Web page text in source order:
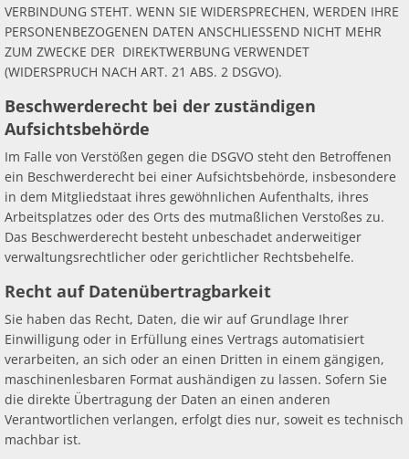
VERBINDUNG STEHT. WENN SIE WIDERSPRECHEN, WERDEN IHRE
PERSONENBEZOGENEN DATEN ANSCHLIESSEND NICHT MEHR
ZUM ZWECKE DER DIREKTWERBUNG VERWENDET
(WIDERSPRUCH NACH ART. 21 ABS. 2 DSGVO).
Beschwerderecht bei der zuständigen
Aufsichtsbehörde
Im Falle von Verstößen gegen die DSGVO steht den Betroffenen
ein Beschwerderecht bei einer Aufsichtsbehörde, insbesondere
in dem Mitgliedstaat ihres gewöhnlichen Aufenthalts, ihres
Arbeitsplatzes oder des Orts des mutmaßlichen Verstoßes zu.
Das Beschwerderecht besteht unbeschadet anderweitiger
verwaltungsrechtlicher oder gerichtlicher Rechtsbehelfe.
Recht auf Datenübertragbarkeit
Sie haben das Recht, Daten, die wir auf Grundlage Ihrer
Einwilligung oder in Erfüllung eines Vertrags automatisiert
verarbeiten, an sich oder an einen Dritten in einem gängigen,
maschinenlesbaren Format aushändigen zu lassen. Sofern Sie
die direkte Übertragung der Daten an einen anderen
Verantwortlichen verlangen, erfolgt dies nur, soweit es technisch
machbar ist.